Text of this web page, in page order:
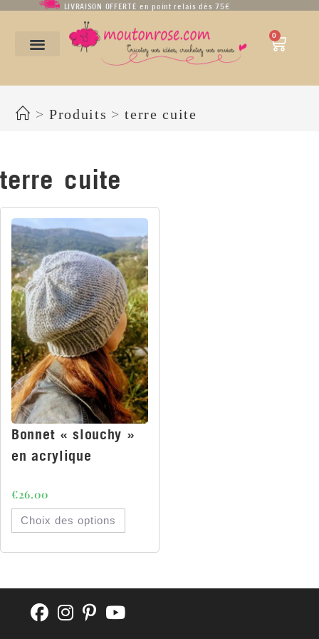
LIVRAISON OFFERTE en point relais dès 75€
0
> Produits > terre cuite
terre cuite
Bonnet « slouchy »
en acrylique
€26.00
Choix des options